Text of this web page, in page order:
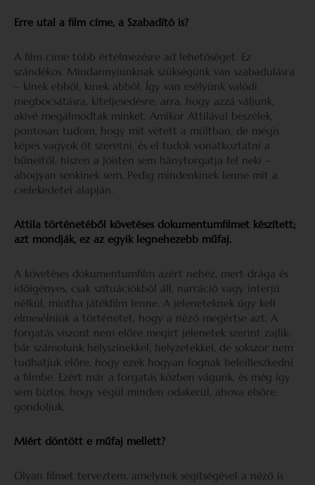
Erre utal a film címe, a Szabadító is?
A film címe több értelmezésre ad lehetőséget. Ez
szándékos. Mindannyiunknak szükségünk van szabadulásra
– kinek ebből, kinek abból. Így van esélyünk valódi
megbocsátásra, kiteljesedésre, arra, hogy azzá váljunk,
akivé megálmodtak minket. Amikor Attilával beszélek,
pontosan tudom, hogy mit vétett a múltban, de mégis
képes vagyok őt szeretni, és el tudok vonatkoztatni a
bűneitől, hiszen a Jóisten sem hánytorgatja fel neki –
ahogyan senkinek sem. Pedig mindenkinek lenne mit a
cselekedetei alapján.
Attila történetéből követéses dokumentumfilmet készített;
azt mondják, ez az egyik legnehezebb műfaj.
A követéses dokumentumfilm azért nehéz, mert drága és
időigényes, csak szituációkból áll, narráció vagy interjú
nélkül, mintha játékfilm lenne. A jeleneteknek úgy kell
elmesélniük a történetet, hogy a néző megértse azt. A
forgatás viszont nem előre megírt jelenetek szerint zajlik:
bár számolunk helyszínekkel, helyzetekkel, de sokszor nem
tudhatjuk előre, hogy ezek hogyan fognak beleilleszkedni
a filmbe. Ezért már a forgatás közben vágunk, és még így
sem biztos, hogy végül minden odakerül, ahova elsőre
gondoljuk.
Miért döntött e műfaj mellett?
Olyan filmet terveztem, amelynek segítségével a néző is